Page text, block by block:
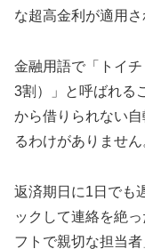
な超高金利が適用さ
金融用語で「トイ
3割）」と呼ばれる
から借りられない
るわけがありません
返済期日に1日でも
ックして連絡を絶
フトで親切な担当